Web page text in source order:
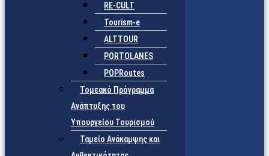
RE-CULT
Tourism-e
ALTTOUR
PORTOLANES
POPRoutes
Τομεακό Πρόγραμμα
Ανάπτυξης του
Υπουργείου Τουρισμού
Ταμείο Ανάκαμψης και